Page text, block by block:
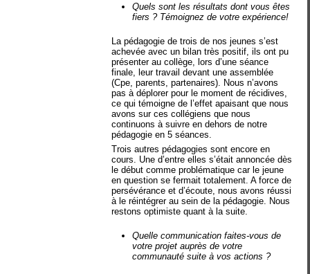
Quels sont les résultats dont vous êtes
fiers ? Témoignez de votre expérience!
La pédagogie de trois de nos jeunes s’est
achevée avec un bilan très positif, ils ont pu
présenter au collège, lors d’une séance
finale, leur travail devant une assemblée
(Cpe, parents, partenaires). Nous n’avons
pas à déplorer pour le moment de récidives,
ce qui témoigne de l’effet apaisant que nous
avons sur ces collégiens que nous
continuons à suivre en dehors de notre
pédagogie en 5 séances.
Trois autres pédagogies sont encore en
cours. Une d’entre elles s’était annoncée dès
le début comme problématique car le jeune
en question se fermait totalement. A force de
persévérance et d’écoute, nous avons réussi
à le réintégrer au sein de la pédagogie. Nous
restons optimiste quant à la suite.
Quelle communication faites-vous de
votre projet auprès de votre
communauté suite à vos actions ?